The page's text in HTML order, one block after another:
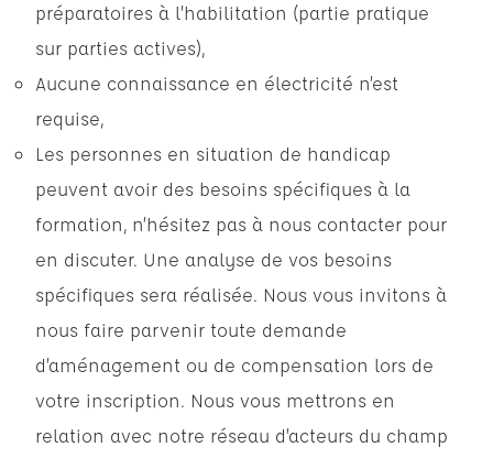
préparatoires à l’habilitation (partie pratique
sur parties actives),
Aucune connaissance en électricité n’est
requise,
Les personnes en situation de handicap
peuvent avoir des besoins spécifiques à la
formation, n’hésitez pas à nous contacter pour
en discuter. Une analyse de vos besoins
spécifiques sera réalisée. Nous vous invitons à
nous faire parvenir toute demande
d’aménagement ou de compensation lors de
votre inscription. Nous vous mettrons en
relation avec notre réseau d’acteurs du champ